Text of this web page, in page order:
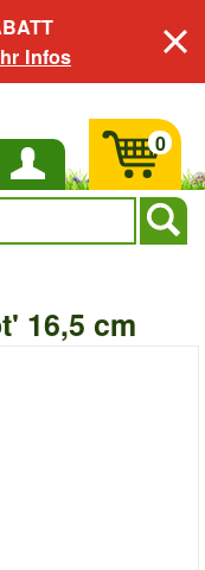
Infos
0
16,5 cm